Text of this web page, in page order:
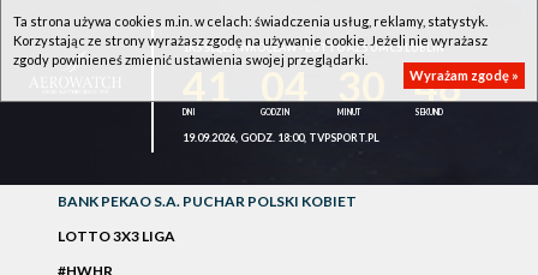
1KS ŚLĘZA WROCŁAW - LOTTO AZS UMCS LUBLIN
48
19.09.2026, GODZ. 18:00, TVPSPORT.PL
BANK PEKAO S.A. PUCHAR POLSKI KOBIET
LOTTO 3X3 LIGA
#HWHR
Ta strona używa cookies m.in. w celach: świadczenia usług, reklamy, statystyk.
Korzystając ze strony wyrażasz zgodę na używanie cookie. Jeżeli nie wyrażasz
zgody powinieneś zmienić ustawienia swojej przeglądarki.
Wyrażam zgodę »